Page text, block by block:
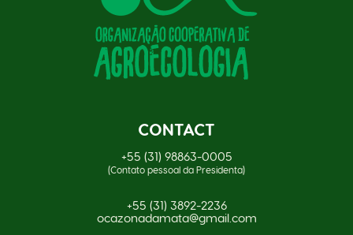
CONTACT
+55 (31) 98863-0005
(Contato pessoal da Presidenta)
+55 (31) 3892-2236
ocazonadamata@gmail.com